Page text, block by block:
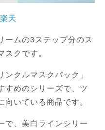
楽天
ームの3ステップ分のス
クです。
クルマスクパック」
すめのシリーズで、ツ
いている商品です。
で、美白ラインシリー